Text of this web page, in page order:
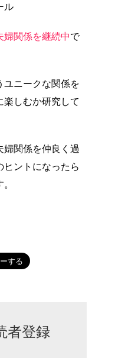
ル
婦関係を継続中で
ユニークな関係を
楽しむか研究して
婦関係を仲良く過
ヒントになったら
者登録